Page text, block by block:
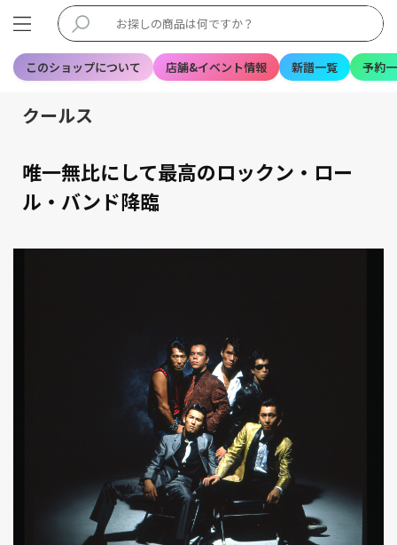
このショップについて 店舗&イベント情報 新譜一覧 予約
クールス
唯一無比にして最高のロックン・ロー
ル・バンド降臨